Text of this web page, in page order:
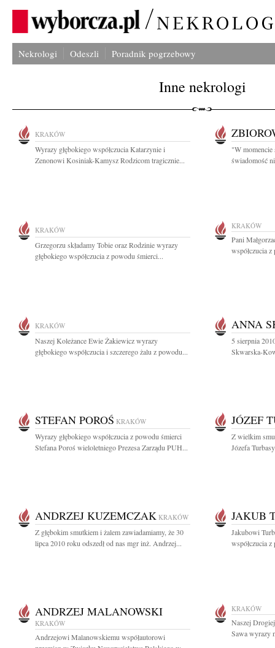
Nekrologi Odeszli Poradnik pogrzebowy
Inne nekrologi
KRAKÓW
Wyrazy głębokiego współczucia Katarzynie i
Zenonowi Kosiniak-Kamysz Rodzicom tragicznie...
"W momencie
świadomość
KRAKÓW
Grzegorzu składamy Tobie oraz Rodzinie wyrazy
głębokiego współczucia z powodu śmierci...
KRAKÓW
Pani
współczucia
KRAKÓW
Naszej Koleżance Ewie Żakiewicz wyrazy
głębokiego współczucia i szczerego żalu z powodu...
ANNA
5 sierpnia
Skwarska-
STEFAN POROŚ KRAKÓW
Wyrazy głębokiego współczucia z powodu śmierci
Stefana Poroś wieloletniego Prezesa Zarządu PUH...
JÓZEF
Z wielkim
Józefa
ANDRZEJ KUZEMCZAK KRAKÓW
Z głębokim smutkiem i żalem zawiadamiamy, że 30
lipca 2010 roku odszedł od nas mgr inż. Andrzej...
JAKUB
Jakubowi
współczucia
ANDRZEJ MALANOWSKI
KRAKÓW
Andrzejowi Malanowskiemu współautorowi
KRAKÓW
Naszej
Sawa wyrazy